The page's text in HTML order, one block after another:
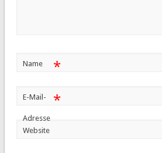
Name *
E-Mail-
Adresse
*
Website